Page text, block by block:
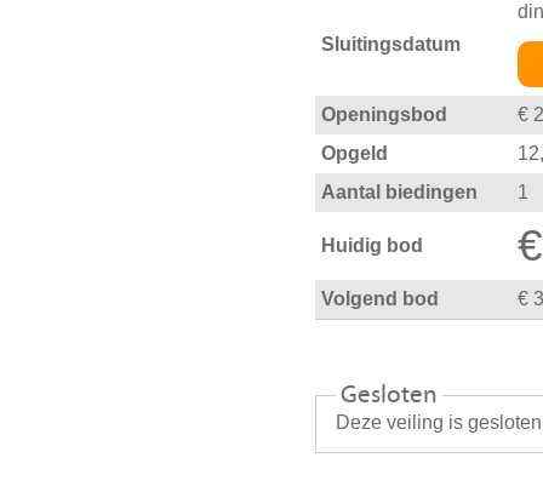
Sluitingsdatum
Openingsbod
€
Opgeld
Aantal biedingen
1
Huidig bod
Volgend bod €
Gesloten
Deze veiling is